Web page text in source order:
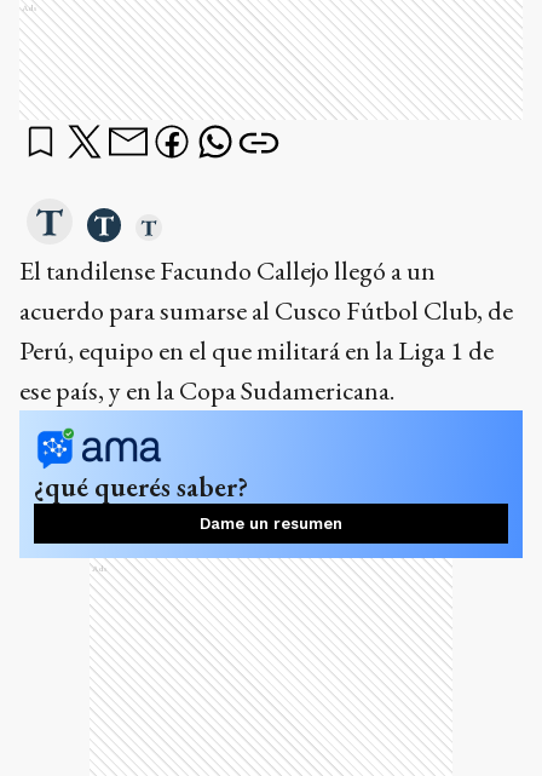
Ads
El tandilense Facundo Callejo llegó a un
acuerdo para sumarse al Cusco Fútbol Club, de
Perú, equipo en el que militará en la Liga 1 de
ese país, y en la Copa Sudamericana.
¿qué querés saber?
Dame un resumen
Ads